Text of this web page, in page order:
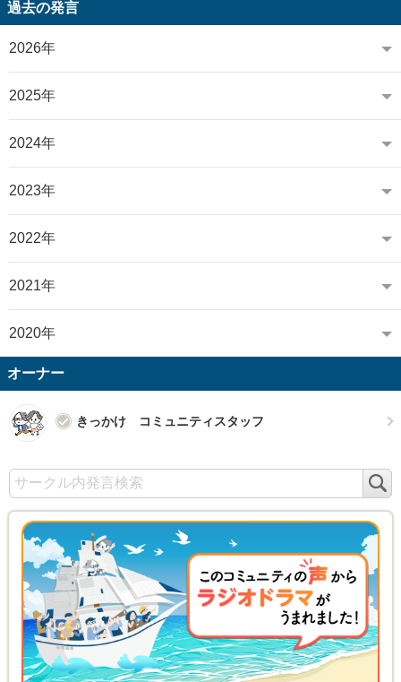
過去の発言
2026年
2025年
2024年
2023年
2022年
2021年
2020年
オーナー
きっかけ コミュニティスタッフ